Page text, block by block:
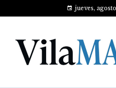
jueves,